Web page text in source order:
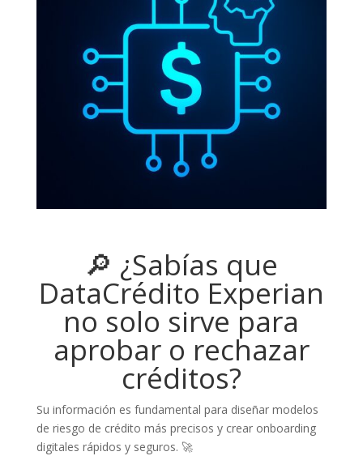
🔎 ¿Sabías que
DataCrédito Experian
no solo sirve para
aprobar o rechazar
créditos?
Su información es fundamental para diseñar modelos
de riesgo de crédito más precisos y crear onboarding
digitales rápidos y seguros. 🚀